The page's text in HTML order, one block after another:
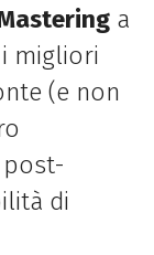
a
migliori
(e non
post-
di